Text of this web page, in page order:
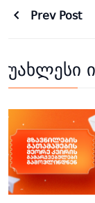
Prev Post
უახლესი